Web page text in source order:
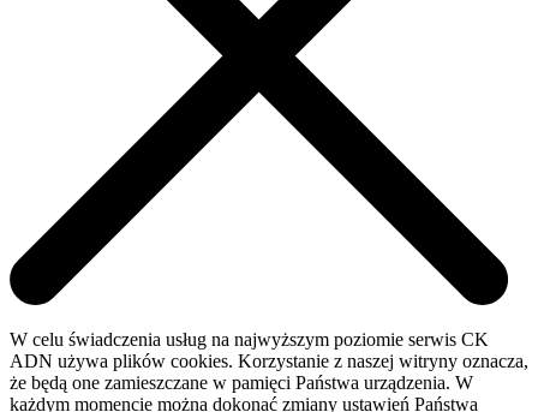
W celu świadczenia usług na najwyższym poziomie serwis CK
ADN używa plików cookies. Korzystanie z naszej witryny oznacza,
że będą one zamieszczane w pamięci Państwa urządzenia. W
każdym momencie można dokonać zmiany ustawień Państwa